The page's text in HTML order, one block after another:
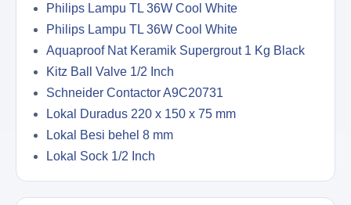
Philips Lampu TL 36W Cool White
Philips Lampu TL 36W Cool White
Aquaproof Nat Keramik Supergrout 1 Kg Black
Kitz Ball Valve 1/2 Inch
Schneider Contactor A9C20731
Lokal Duradus 220 x 150 x 75 mm
Lokal Besi behel 8 mm
Lokal Sock 1/2 Inch